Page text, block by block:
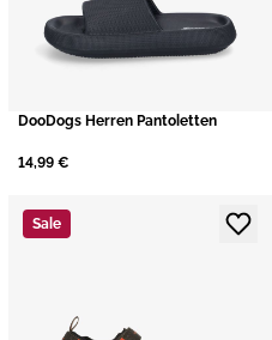
DooDogs Herren Pantoletten
14,99 €
Sale